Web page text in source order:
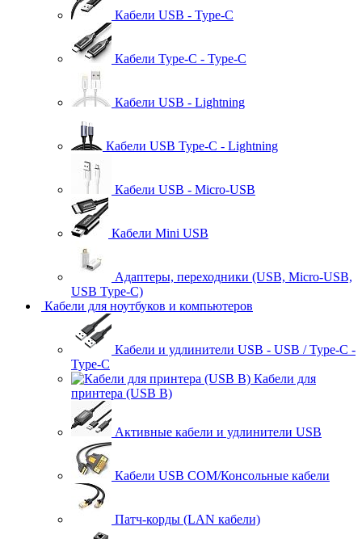
Кабели USB - Type-C
Кабели Type-C - Type-C
Кабели USB - Lightning
Кабели USB Type-C - Lightning
Кабели USB - Micro-USB
Кабели Mini USB
Адаптеры, переходники (USB, Micro-USB,
USB Type-C)
Кабели для ноутбуков и компьютеров
Кабели и удлинители USB - USB / Type-C -
Type-C
Кабели для
принтера (USB B)
Активные кабели и удлинители USB
Кабели USB COM/Консольные кабели
Патч-корды (LAN кабели)